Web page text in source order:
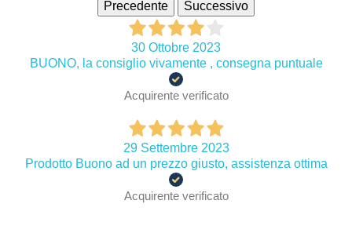
Precedente
Successivo
30 Ottobre 2023
BUONO, la consiglio vivamente , consegna puntuale
Acquirente verificato
29 Settembre 2023
Prodotto Buono ad un prezzo giusto, assistenza ottima
Acquirente verificato